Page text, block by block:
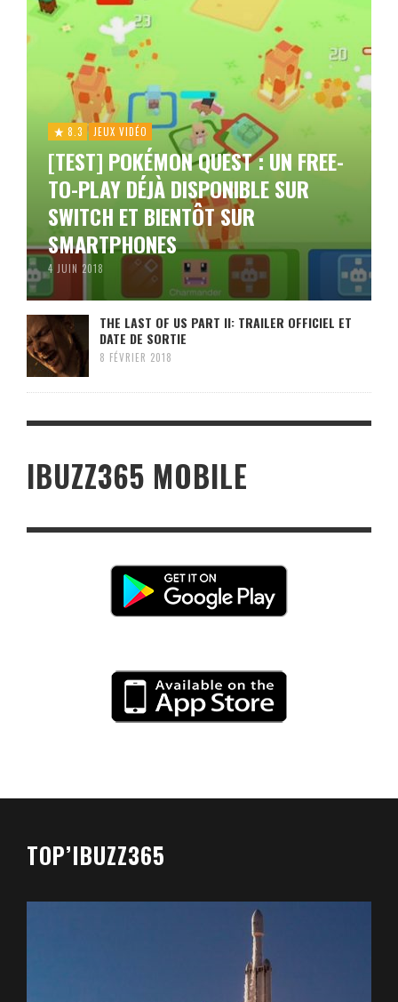
8.3 JEUX VIDÉO
[TEST] POKÉMON QUEST : UN FREE-
TO-PLAY DÉJÀ DISPONIBLE SUR
SWITCH ET BIENTÔT SUR
SMARTPHONES
4 JUIN 2018
THE LAST OF US PART II: TRAILER OFFICIEL ET
DATE DE SORTIE
8 FÉVRIER 2018
IBUZZ365 MOBILE
TOP’IBUZZ365